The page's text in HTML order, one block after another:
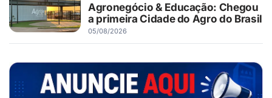
Agronegócio & Educação: Chegou
a primeira Cidade do Agro do Brasil
05/08/2026